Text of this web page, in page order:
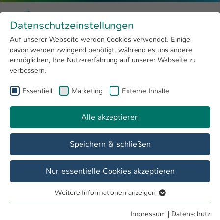
Menu
Forschung 4
Open submenu
Hochschule
International
Zum Hauptinhalt springen
Hochschule Kaiserslautern
Sie sind hier:
Menschen und Projekte
Datenschutzeinstellungen
Auf unserer Webseite werden Cookies verwendet. Einige
davon werden zwingend benötigt, während es uns andere
ermöglichen, Ihre Nutzererfahrung auf unserer Webseite zu
verbessern.
Essentiell Marketing Externe Inhalte
Alle akzeptieren
Speichern & schließen
Nur essentielle Cookies akzeptieren
Essentielle Cookies werden für grundlegende Funktionen
Weitere Informationen anzeigen
Impressum | Datenschutz